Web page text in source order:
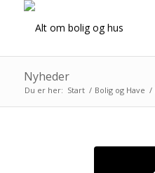
Nyheder
Du er her: Start / Bolig og Have /